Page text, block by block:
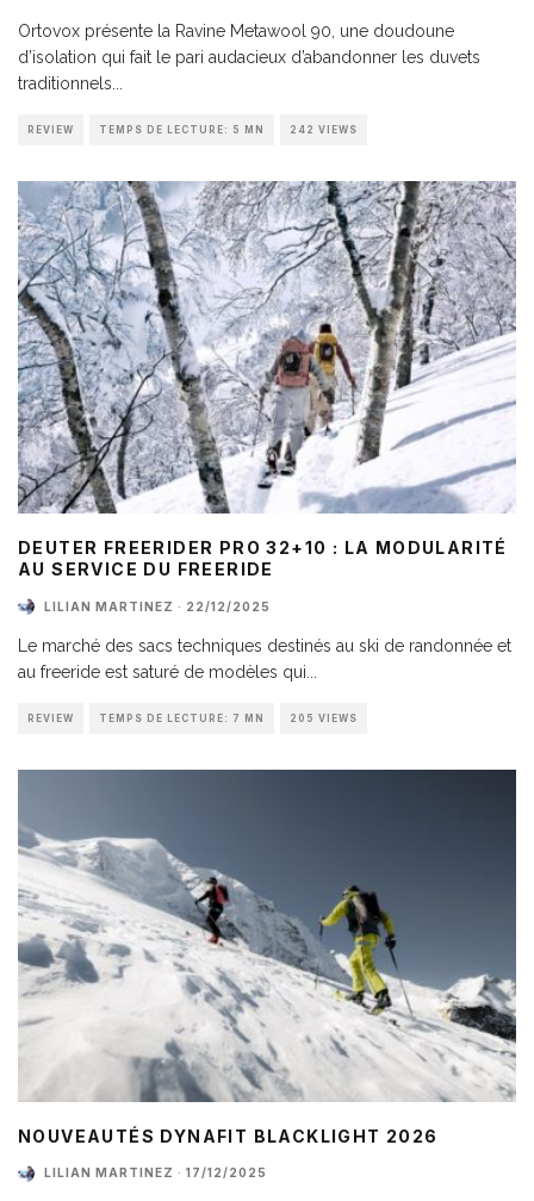
Ortovox présente la Ravine Metawool 90, une doudoune
d’isolation qui fait le pari audacieux d’abandonner les duvets
traditionnels...
REVIEW TEMPS DE LECTURE: 5 MN 242 VIEWS
DEUTER FREERIDER PRO 32+10 : LA MODULARITÉ
AU SERVICE DU FREERIDE
LILIAN MARTINEZ · 22/12/2025
Le marché des sacs techniques destinés au ski de randonnée et
au freeride est saturé de modèles qui
REVIEW TEMPS DE LECTURE: 7 MN 205 VIEWS
NOUVEAUTÉS DYNAFIT BLACKLIGHT 2026
LILIAN MARTINEZ · 17/12/2025